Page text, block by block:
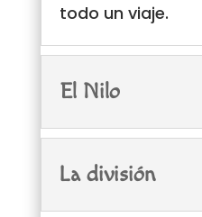
todo un viaje.
El Nilo
La división